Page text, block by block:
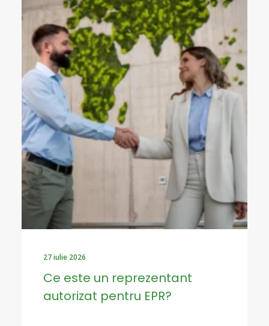
27 iulie 2026
Ce este un reprezentant
autorizat pentru EPR?